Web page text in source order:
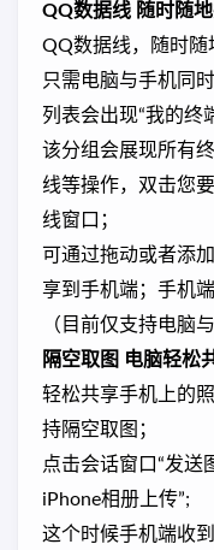
QQ数据线 随时随
QQ数据线，随时随
只需电脑与手机同
列表会出现“我的终
该分组会展现所有
线等操作，双击您
线窗口；
可通过拖动或者添
享到手机端；手机
（目前仅支持电脑
隔空取图 电脑轻松
轻松共享手机上的
持隔空取图；
点击会话窗口“发送
iPhone相册上传”;
这个时候手机端收